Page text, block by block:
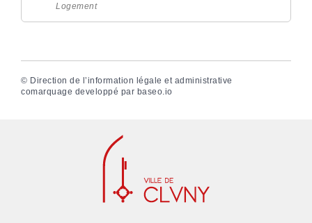
Logement
© Direction de l’information légale et administrative
comarquage developpé par baseo.io